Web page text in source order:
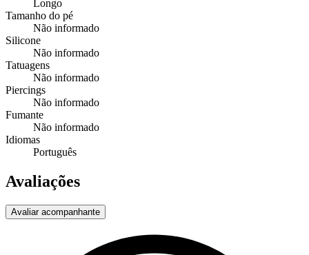
Longo
Tamanho do pé
Não informado
Silicone
Não informado
Tatuagens
Não informado
Piercings
Não informado
Fumante
Não informado
Idiomas
Português
Avaliações
Avaliar acompanhante